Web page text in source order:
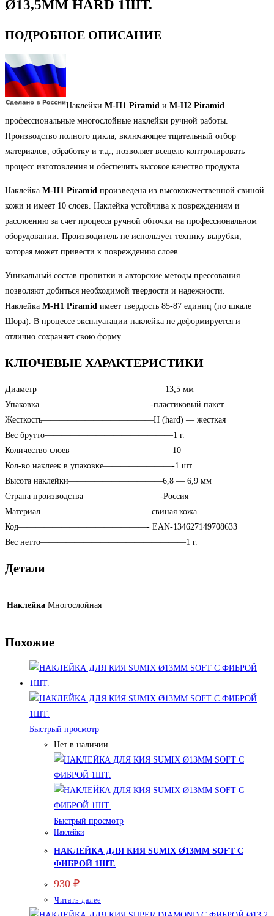
HARD
Ø13,5ММ HARD 1ШТ.
ПОДРОБНОЕ ОПИСАНИЕ
Наклейки M-H1 Piramid и M-H2 Piramid —
профессиональные многослойные наклейки ручной работы.
Производство полного цикла, включающее тщательный отбор
материалов, обработку и т.д., позволяет всецело контролировать
процесс изготовления и обеспечить высокое качество продукта.
Наклейка M-H1 Piramid произведена из высококачественной свиной
кожи и имеет 10 слоев. Наклейка устойчива к повреждениям и
расслоению за счет процесса ручной обточки на профессиональном
оборудовании. Производитель не использует технику вырубки,
которая может привести к повреждению слоев.
Уникальный состав пропитки и авторские методы прессования
позволяют добиться необходимой твердости и надежности.
Наклейка M-H1 Piramid имеет твердость 85-87 единиц (по шкале
Шора). В процессе эксплуатации наклейка не деформируется и
отлично сохраняет свою форму.
КЛЮЧЕВЫЕ ХАРАКТЕРИСТИКИ
Диаметр———————————————13,5 мм
Упаковка—————————————-пластиковый пакет
Жесткость—————————————H (hard) — жесткая
Вес брутто———————————————1 г.
Количество слоев————————————10
Кол-во наклеек в упаковке————————-1 шт
Высота наклейки———————————6,8 — 6,9 мм
Страна производства—————————-Россия
Материал—————————————свиная кожа
Код———————————————- EAN-134627149708633
Вес нетто—————————————————1 г.
Детали
Наклейка Многослойная
Похожие
Быстрый просмотр
Нет в наличии
Быстрый просмотр
Наклейки
НАКЛЕЙКА ДЛЯ КИЯ SUMIX Ø13ММ SOFT С
ФИБРОЙ 1ШТ.
930 ₽
Читать далее